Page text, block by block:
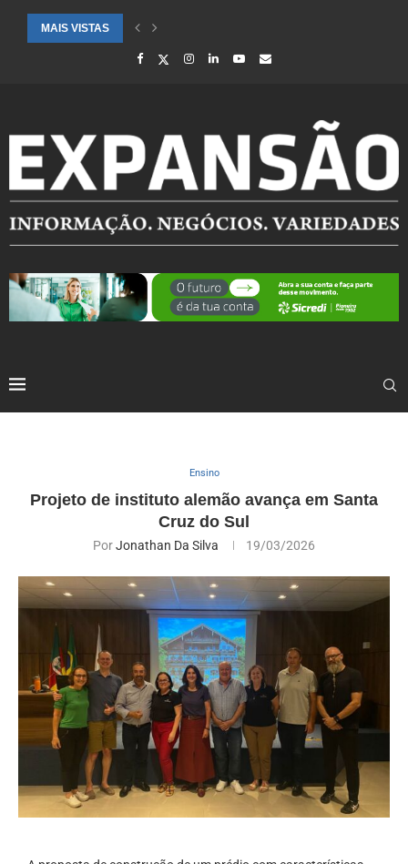
MAIS VISTAS
CIDADES ATENDIDAS PELO SEBRAE RS SÃO DESTAQUE EM
Ensino
Projeto de instituto alemão avança em Santa
Cruz do Sul
PorJonathan Da Silva 19/03/2026